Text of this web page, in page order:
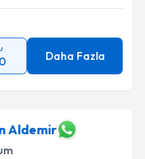
Daha Fazla
Aldemir